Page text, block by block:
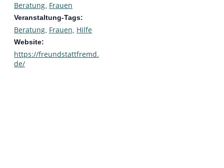
Beratung Frauen
Veranstaltung-Tags:
Beratung Frauen Hilfe
Website:
https://freundstattfremd.
de/